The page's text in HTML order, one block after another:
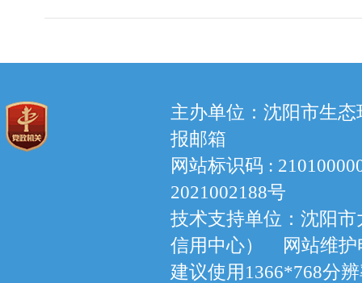
主办单位：沈阳市生
报邮箱
网站标识码 :
2021002188号
技术支持单位：沈阳
信用中心） 网站维护
建议使用1366*768分